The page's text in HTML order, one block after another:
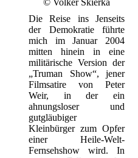
© Volker Skierka
Die Reise ins Jenseits
der Demokratie führte
mich im Januar 2004
mitten hinein in eine
militärische Version der
„Truman Show“, jener
Filmsatire von Peter
Weir, in der ein
ahnungsloser und
gutgläubiger
Kleinbürger zum Opfer
einer Heile-Welt-
Fernsehshow wird. In